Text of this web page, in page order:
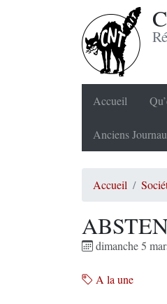
Accueil
Anciens
Accueil
dimanche 5
A la une